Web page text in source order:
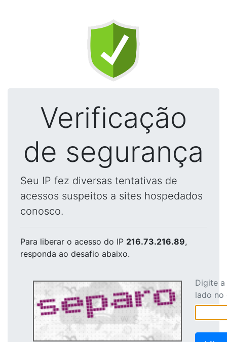
Verificação
de segurança
Seu IP fez diversas tentativas de
acessos suspeitos a sites hospedados
conosco.
Para liberar o acesso do IP 216.73.216.89,
responda ao desafio abaixo.
Digite
lado no